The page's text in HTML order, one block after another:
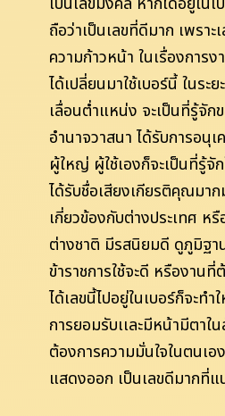
ถือว่าเป็นเลขที่ดีมาก เพราะ
ความก้าวหน้า ในเรื่องการง
ได้เปลี่ยนมาใช้เบอร์นี้ ในระ
เลื่อนต่ำแหน่ง จะเป็นที่รู้จั
อำนาจวาสนา ได้รับการอนุเ
ผู้ใหญ่ ผู้ใช้เองก็จะเป็นที่รู้จั
ได้รับชื่อเสียงเกียรติคุณมา
เกี่ยวข้องกับต่างประเทศ ห
ต่างชาติ มีรสนิยมดี ดูภูมิฐ
ข้าราชการใช้จะดี หรืองาน
ได้เลขนี้ไปอยู่ในเบอร์ก็จะทำ
การยอมรับเเละมีหน้ามีตาใ
ต้องการความมั่นใจในตนเ
แสดงออก เป็นเลขดีมากที่แ